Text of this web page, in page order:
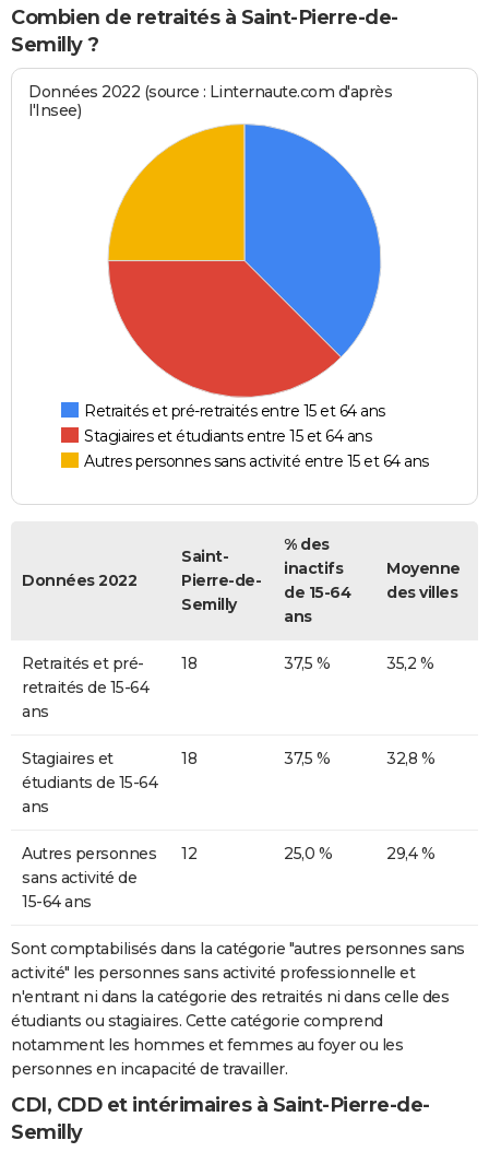
Combien de retraités à Saint-Pierre-de-
Semilly ?
Données 2022 (source : Linternaute.com d'après
l'Insee)
Retraités et pré-retraités entre 15 et 64 ans
Stagiaires et étudiants entre 15 et 64 ans
Autres personnes sans activité entre 15 et 64 ans
Données 2022
Saint-
Pierre-de-
Semilly
% des
inactifs
de 15-64
ans
Moyenne
des villes
Retraités et pré-
retraités de 15-64
ans
18 37,5 % 35,2 %
Stagiaires et
étudiants de 15-64
ans
18 37,5 % 32,8 %
Autres personnes
sans activité de
15-64 ans
12 25,0 % 29,4 %
Sont comptabilisés dans la catégorie "autres personnes sans
activité" les personnes sans activité professionnelle et
n'entrant ni dans la catégorie des retraités ni dans celle des
étudiants ou stagiaires. Cette catégorie comprend
notamment les hommes et femmes au foyer ou les
personnes en incapacité de travailler.
CDI, CDD et intérimaires à Saint-Pierre-de-
Semilly